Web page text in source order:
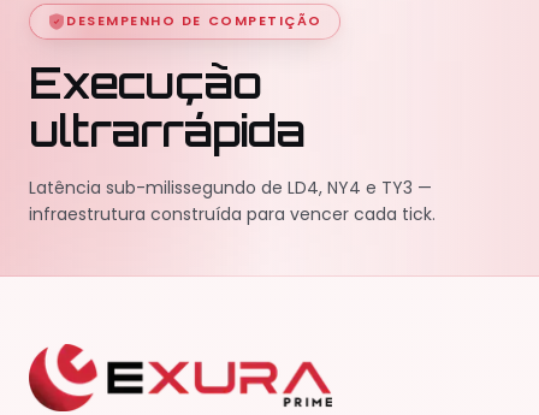
DESEMPENHO DE COMPETIÇÃO
Execução
ultrarrápida
Latência sub-milissegundo de LD4, NY4 e TY3 —
infraestrutura construída para vencer cada tick.